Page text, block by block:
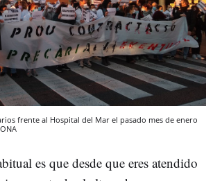
frente al Hospital del Mar el pasado mes de enero
es que desde que eres atendido